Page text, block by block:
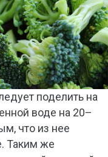
поделить на
воде на 20–
что из нее
Таким же